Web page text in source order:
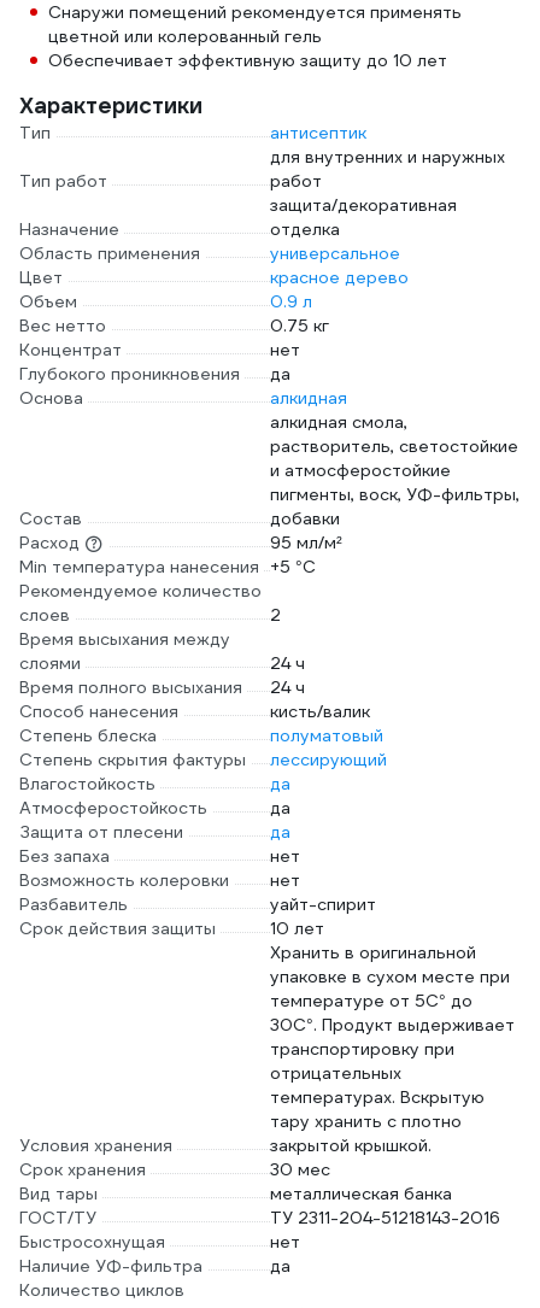
Снаружи помещений рекомендуется применять
цветной или колерованный гель
Обеспечивает эффективную защиту до 10 лет
Характеристики
Тип антисептик
Тип работ
для внутренних и наружных
работ
Назначение
защита/декоративная
отделка
Область применения
универсальное
Цвет
красное дерево
Объем
0.9 л
Вес нетто
0.75 кг
Концентрат
нет
Глубокого проникновения
да
Основа
алкидная
Состав
алкидная смола,
растворитель, светостойкие
и атмосферостойкие
пигменты, воск, УФ-фильтры,
добавки
Расход
95 мл/м²
Min температура нанесения
+5 °С
Рекомендуемое количество
слоев
2
Время высыхания между
слоями
24 ч
Время полного высыхания
24 ч
Способ нанесения
кисть/валик
Степень блеска
полуматовый
Степень скрытия фактуры
лессирующий
Влагостойкость
да
Атмосферостойкость
да
Защита от плесени
да
Без запаха
нет
Возможность колеровки
нет
Разбавитель
уайт-спирит
Срок действия защиты
10 лет
Условия хранения
Хранить в оригинальной
упаковке в сухом месте при
температуре от 5С° до
30С°. Продукт выдерживает
транспортировку при
отрицательных
температурах. Вскрытую
тару хранить с плотно
закрытой крышкой.
Срок хранения
30 мес
Вид тары
металлическая банка
ГОСТ/ТУ
ТУ 2311-204-51218143-2016
Быстросохнущая
нет
Наличие УФ-фильтра
да
Количество циклов